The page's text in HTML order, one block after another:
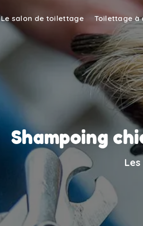
Le salon de toilettage Toilettage à
Shampoing